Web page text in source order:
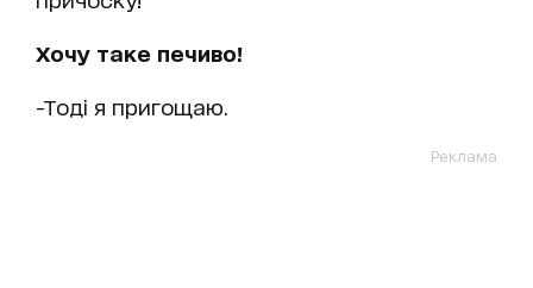
Хочу таке печиво!
-Тоді я пригощаю.
Реклама